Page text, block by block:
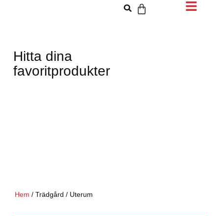
Hitta dina
favoritprodukter
Hem / Trädgård / Uterum